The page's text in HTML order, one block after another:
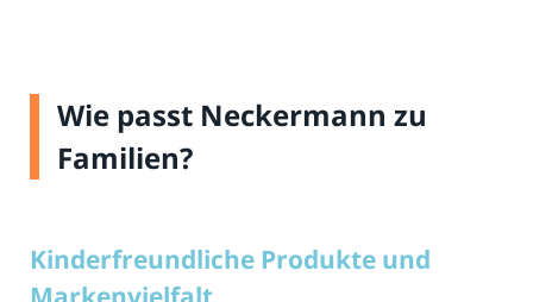
Wie passt Neckermann zu
Familien?
Kinderfreundliche Produkte und